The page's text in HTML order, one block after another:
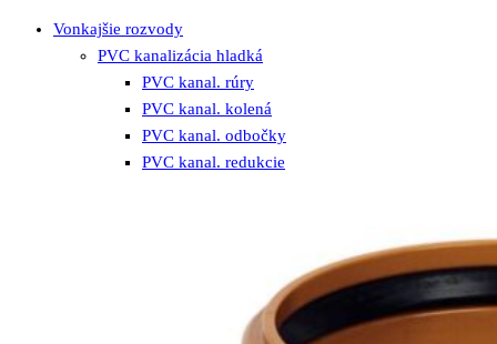
Vonkajšie rozvody
PVC kanalizácia hladká
PVC kanal. rúry
PVC kanal. kolená
PVC kanal. odbočky
PVC kanal. redukcie